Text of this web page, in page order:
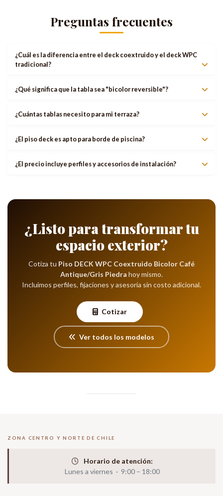
Preguntas frecuentes
¿Cuál es la diferencia entre el deck coextruido y el deck WPC
tradicional?
¿Qué significa que la tabla sea "bicolor reversible"?
¿Cuántas tablas necesito para mi terraza?
¿El piso deck es apto para borde de piscina?
¿El precio incluye perfiles y accesorios de instalación?
¿Listo para transformar tu
espacio exterior?
Cotiza tu Piso DECK WPC Coextruido Bicolor Café
Antique/Gris Piedra hoy mismo.
Incluimos perfiles, fijaciones y asesoría sin costo adicional.
Cotizar
Ver todos los modelos
ZONA CENTRO Y NORTE DE CHILE
Horario de atención:
Lunes a viernes · 9:00 – 18:00